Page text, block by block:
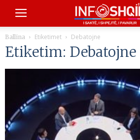
Ballina Etiketimet Debatojne
Etiketim: Debatojne